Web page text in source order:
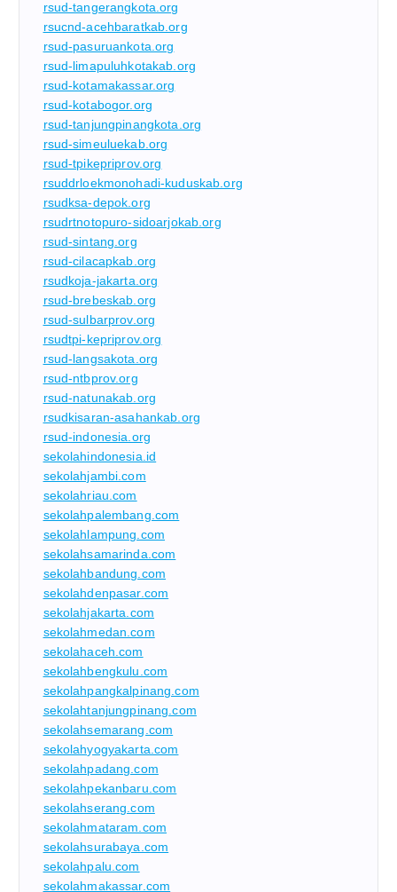
rsud-tangerangkota.org
rsucnd-acehbaratkab.org
rsud-pasuruankota.org
rsud-limapuluhkotakab.org
rsud-kotamakassar.org
rsud-kotabogor.org
rsud-tanjungpinangkota.org
rsud-simeuluekab.org
rsud-tpikepriprov.org
rsuddrloekmonohadi-kuduskab.org
rsudksa-depok.org
rsudrtnotopuro-sidoarjokab.org
rsud-sintang.org
rsud-cilacapkab.org
rsudkoja-jakarta.org
rsud-brebeskab.org
rsud-sulbarprov.org
rsudtpi-kepriprov.org
rsud-langsakota.org
rsud-ntbprov.org
rsud-natunakab.org
rsudkisaran-asahankab.org
rsud-indonesia.org
sekolahindonesia.id
sekolahjambi.com
sekolahriau.com
sekolahpalembang.com
sekolahlampung.com
sekolahsamarinda.com
sekolahbandung.com
sekolahdenpasar.com
sekolahjakarta.com
sekolahmedan.com
sekolahaceh.com
sekolahbengkulu.com
sekolahpangkalpinang.com
sekolahtanjungpinang.com
sekolahsemarang.com
sekolahyogyakarta.com
sekolahpadang.com
sekolahpekanbaru.com
sekolahserang.com
sekolahmataram.com
sekolahsurabaya.com
sekolahpalu.com
sekolahmakassar.com